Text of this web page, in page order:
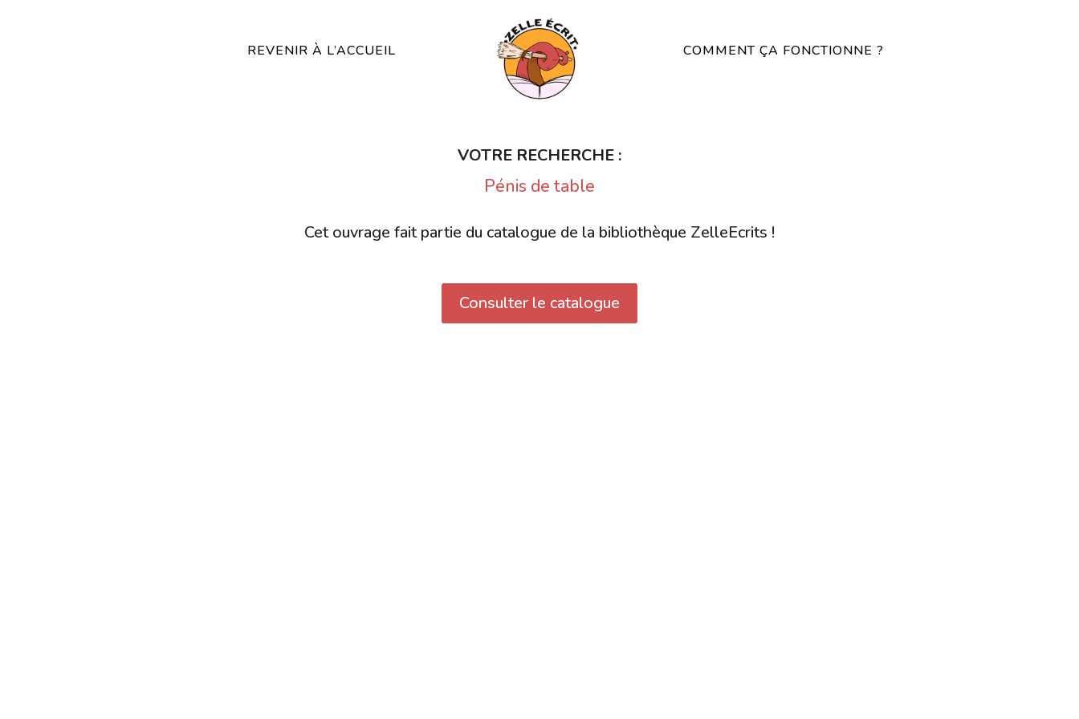
REVENIR À L’ACCUEIL COMMENT ÇA FONCTIONNE ?
VOTRE RECHERCHE :
Pénis de table
Cet ouvrage fait partie du catalogue de la bibliothèque ZelleEcrits !
Consulter le catalogue